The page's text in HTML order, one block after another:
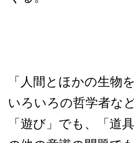
「人間とほかの生物
いろいろの哲学者な
「遊び」でも、「道